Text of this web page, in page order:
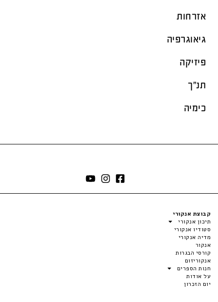
אזרחות
גיאוגרפיה
פיזיקה
תנ"ך
כימיה
קבוצת אנקורי
תיכון אנקורי
סטודיו אנקורי
מדיה אנקורי
אנקור
קורסי הבגרות
אנקוריזום
חנות הספרים
על אודות
יום הזכרון